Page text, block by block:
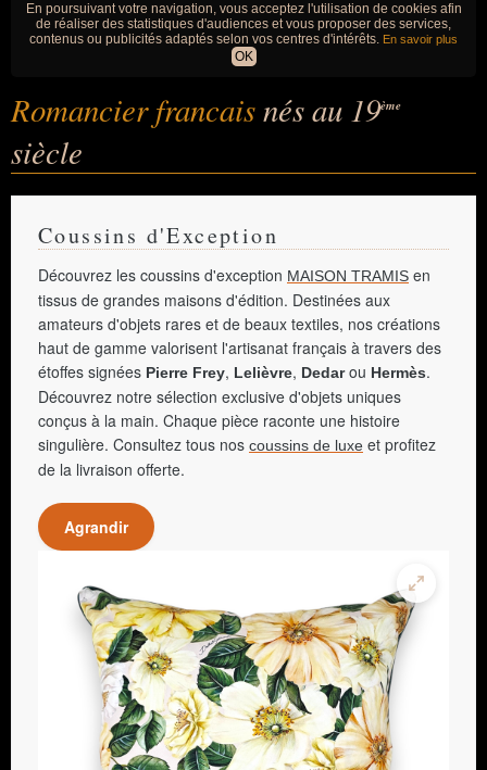
En poursuivant votre navigation, vous acceptez l'utilisation de cookies afin
de réaliser des statistiques d'audiences et vous proposer des services,
contenus ou publicités adaptés selon vos centres d'intérêts. En savoir plus
OK
Romancier francaisnés au 19ème
siècle
Coussins d'Exception
Découvrez les coussins d'exception MAISON TRAMIS en
tissus de grandes maisons d'édition. Destinées aux
amateurs d'objets rares et de beaux textiles, nos créations
haut de gamme valorisent l'artisanat français à travers des
étoffes signées Pierre Frey, Lelièvre, Dedarou Hermès.
Découvrez notre sélection exclusive d'objets uniques
conçus à la main. Chaque pièce raconte une histoire
singulière. Consultez tous nos coussins de luxe et profitez
de la livraison offerte.
Agrandir